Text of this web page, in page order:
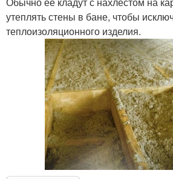
утеплять стены в бане, чтобы
теплоизоляционного изделия.